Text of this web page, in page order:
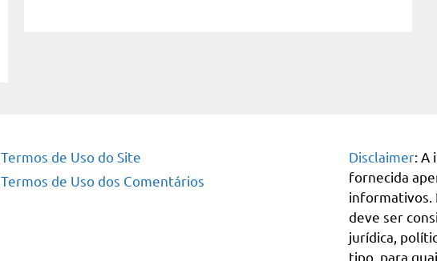
Termos de Uso do Site
Termos de Uso dos Comentários
Disclaimer: A
fornecida
informativos.
deve ser
jurídica,
tipo, para